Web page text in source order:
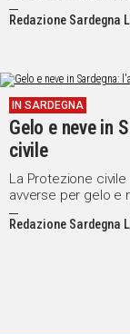
Redazione Sardegna
IN SARDEGNA
Gelo e neve in
civile
La Protezione
avverse per gelo e
gennaio, e sino alle
Redazione Sardegna